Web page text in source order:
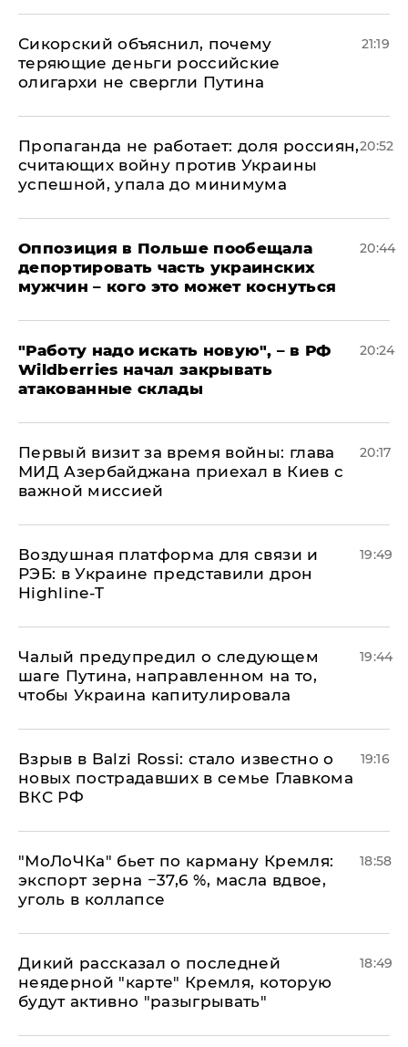
Сикорский объяснил, почему
теряющие деньги российские
олигархи не свергли Путина
21:19
​Пропаганда не работает: доля россиян,
считающих войну против Украины
успешной, упала до минимума
20:52
Оппозиция в Польше пообещала
депортировать часть украинских
мужчин – кого это может коснуться
20:44
"Работу надо искать новую", – в РФ
Wildberries начал закрывать
атакованные склады
20:24
Первый визит за время войны: глава
МИД Азербайджана приехал в Киев с
важной миссией
20:17
Воздушная платформа для связи и
РЭБ: в Украине представили дрон
Highline-T
19:49
Чалый предупредил о следующем
шаге Путина, направленном на то,
чтобы Украина капитулировала
19:44
Взрыв в Balzi Rossi: стало известно о
новых пострадавших в семье Главкома
ВКС РФ
19:16
​"МоЛоЧКа" бьет по карману Кремля:
экспорт зерна −37,6 %, масла вдвое,
уголь в коллапсе
18:58
Дикий рассказал о последней
неядерной "карте" Кремля, которую
будут активно "разыгрывать"
18:49